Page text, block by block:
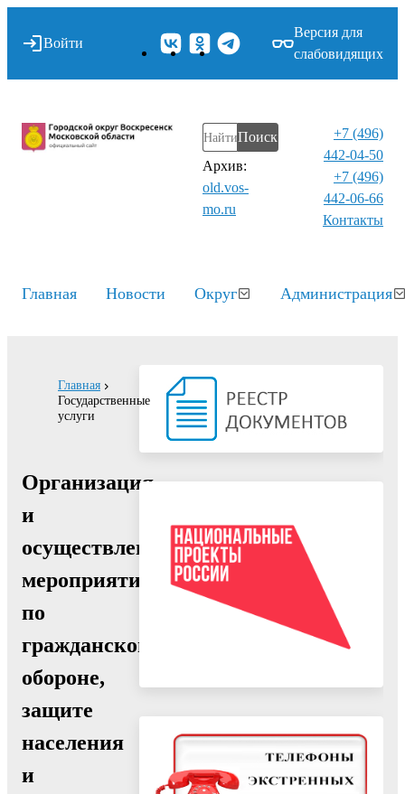
Войти
Версия для
слабовидящих
Поиск
Архив:
old.vos-
mo.ru
+7 (496)
442-04-50
+7 (496)
442-06-66
Контакты⁠
Главная Новости Округ Администрация
Главная
Государственные
услуги
Организация
и
осуществление
мероприятий
по
гражданской
обороне,
защите
населения
и